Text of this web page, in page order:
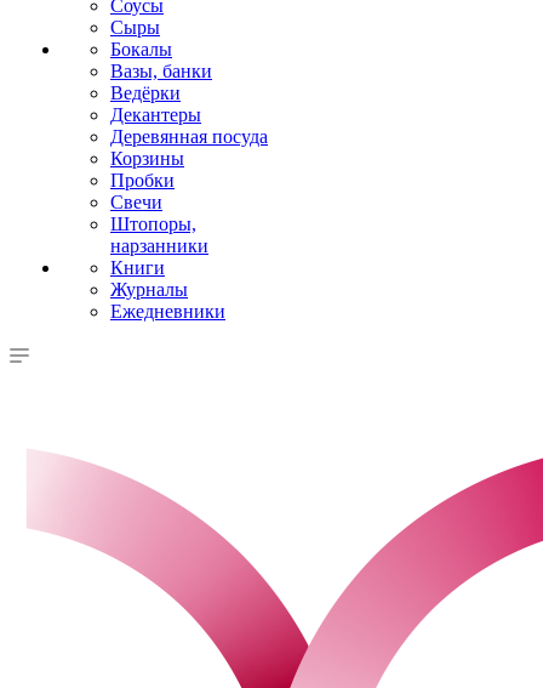
Соусы
Сыры
Бокалы
Вазы, банки
Ведёрки
Декантеры
Деревянная посуда
Корзины
Пробки
Свечи
Штопоры,
нарзанники
Книги
Журналы
Ежедневники